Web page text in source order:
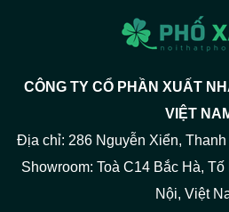
CÔNG TY CỔ PHẦN XUẤT
VIỆT
Địa chỉ: 286 Nguyễn Xiển,
Showroom: Toà C14 Bắc Hà,
Nội, Việt